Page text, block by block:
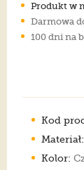
Produkt w
Darmowa
100 dni na
Kod
Materiał:
Kolor: